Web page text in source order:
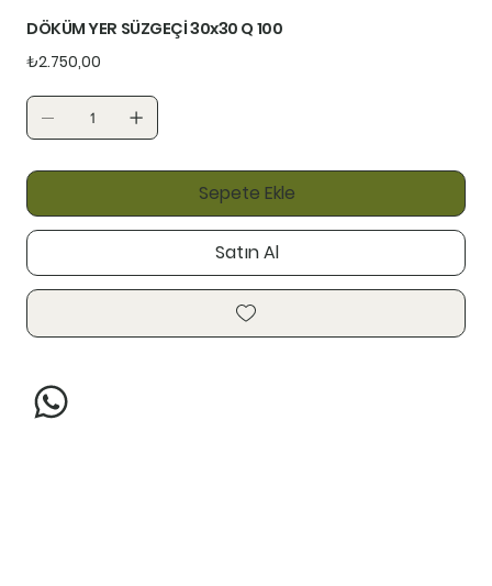
DÖKÜM YER SÜZGEÇİ 30x30 Q 100
Fiyat
₺2.750,00
Sepete Ekle
Satın Al